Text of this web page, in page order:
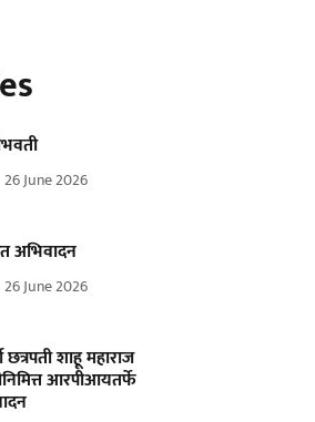
26 June 2026
अभिवादन
26 June 2026
छत्रपती शाहू महाराज
आरपीआयतर्फे